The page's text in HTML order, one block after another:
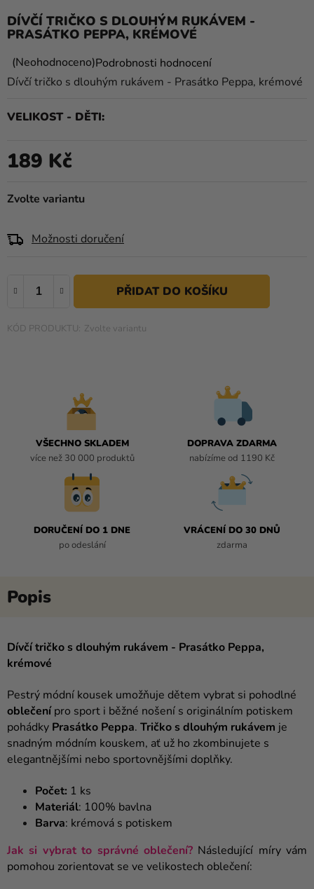
Dárky
a
Svátky
potřeby
Personalizované
produkty
Témata
Tipy
DÍVČÍ TRIČKO S DLOUHÝM RUKÁVEM -
PRASÁTKO PEPPA, KRÉMOVÉ
Průměrné
hodnocení
je
5
NeohodnocenoPodrobnosti hodnocení
Dívčí tričko s dlouhým rukávem - Prasátko Peppa, krémové
VELIKOST - DĚTI
Zvolte variantu
Možnosti doručení
189 Kč
Zvolte variantu
VŠECHNO SKLADEM
více než 30 000 produktů
DOPRAVA ZDARMA
nabízíme od 1190 Kč
DORUČENÍ DO 1 DNE
po odeslání
VRÁCENÍ DO 30 DNŮ
zdarma
Dívčí tričko s dlouhým rukávem - Prasátko Peppa,
krémové
Pestrý módní kousek umožňuje dětem vybrat si pohodlné
oblečenípro sport i běžné nošení s originálním potiskem
pohádky Prasátko Peppa. Tričko s dlouhým rukávem je
snadným módním kouskem, ať už ho zkombinujete s
elegantnějšími nebo sportovnějšími doplňky.
Počet: 1 ks
Materiál: 100% bavlna
Barva: krémová s potiskem
Jak si vybrat to správné oblečení? Následující míry vám
pomohou zorientovat se ve velikostech oblečení: